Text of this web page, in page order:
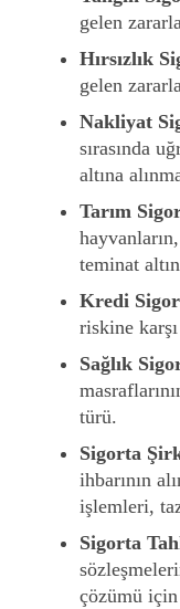
gelen
Hırsızlık
gelen
Nakliyat
sırasında
altına
Tarım
teminat
Kredi
riskine
Sağlık
türü.
Sigorta
ihbarının
işlemleri,
Sigorta
çözümü